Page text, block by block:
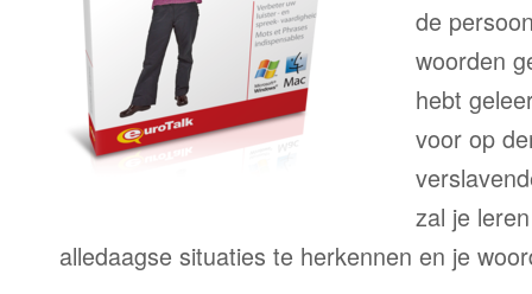
de
woorden
hebt
voor op
zal je
alledaagse situaties te herkennen en je